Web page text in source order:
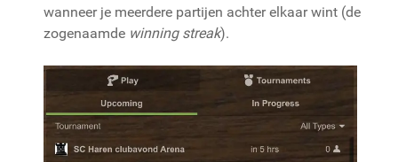
wanneer je meerdere partijen achter elkaar wint (de
zogenaamde winning streak).